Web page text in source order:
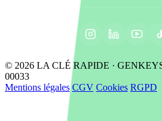
© 2026 LA CLÉ RAPIDE ·
00033
Mentions légales CGV Cookies RGPD